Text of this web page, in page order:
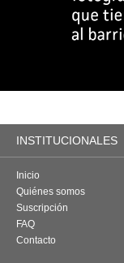
INSTITUCIONALES
Inicio
Quiénes somos
Suscripción
FAQ
Contacto